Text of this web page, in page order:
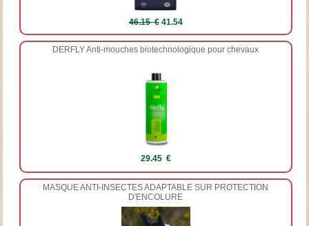
46.15 €41.54
DERFLY Anti-mouches biotechnologique pour chevaux
29.45 €
MASQUE ANTI-INSECTES ADAPTABLE SUR PROTECTION
D'ENCOLURE